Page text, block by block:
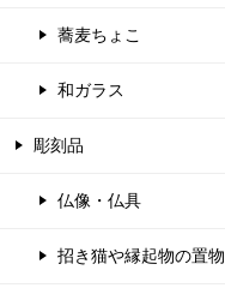
蕎麦ちょこ
和ガラス
彫刻品
仏像・仏具
招き猫や縁起物の置物